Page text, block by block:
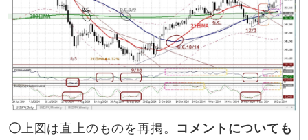
〇 上図は直上のものを再掲。 コメントについても